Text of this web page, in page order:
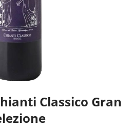
Classico Gran